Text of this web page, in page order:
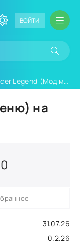
ВОЙТИ
Legend (Мод меню)
на
31.07.26
0.2.26
0